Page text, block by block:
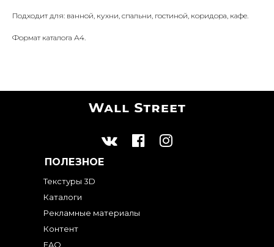
Подходит для: ванной, кухни, спальни, гостиной, коридора, кафе.
Формат каталога А4.
ПОЛЕЗНОЕ
Текстуры 3D
Каталоги
Рекламные материалы
Контент
FAQ